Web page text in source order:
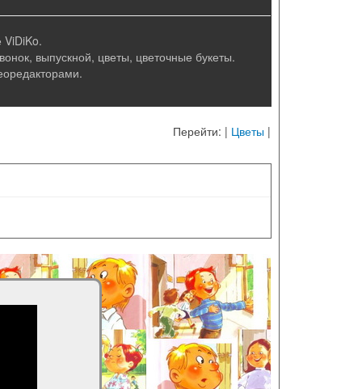
выпускной, цветы, цветочные букеты.
Перейти: | Цветы |